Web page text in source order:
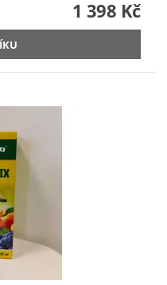
1 398 Kč